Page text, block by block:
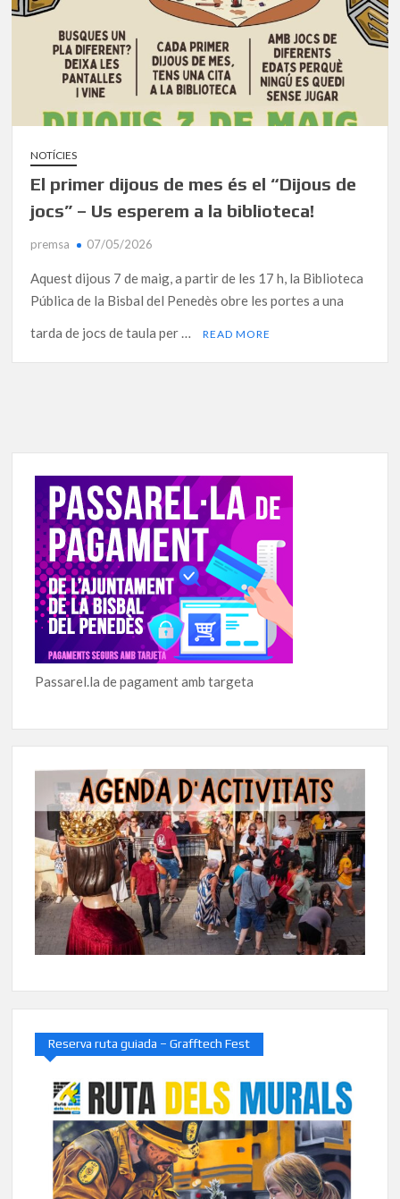
NOTÍCIES
El primer dijous de mes és el “Dijous de
jocs” – Us esperem a la biblioteca!
premsa 07/05/2026
Aquest dijous 7 de maig, a partir de les 17 h, la Biblioteca
Pública de la Bisbal del Penedès obre les portes a una
tarda de jocs de taula per …
READ MORE
Passarel.la de pagament amb targeta
Reserva ruta guiada – Grafftech Fest